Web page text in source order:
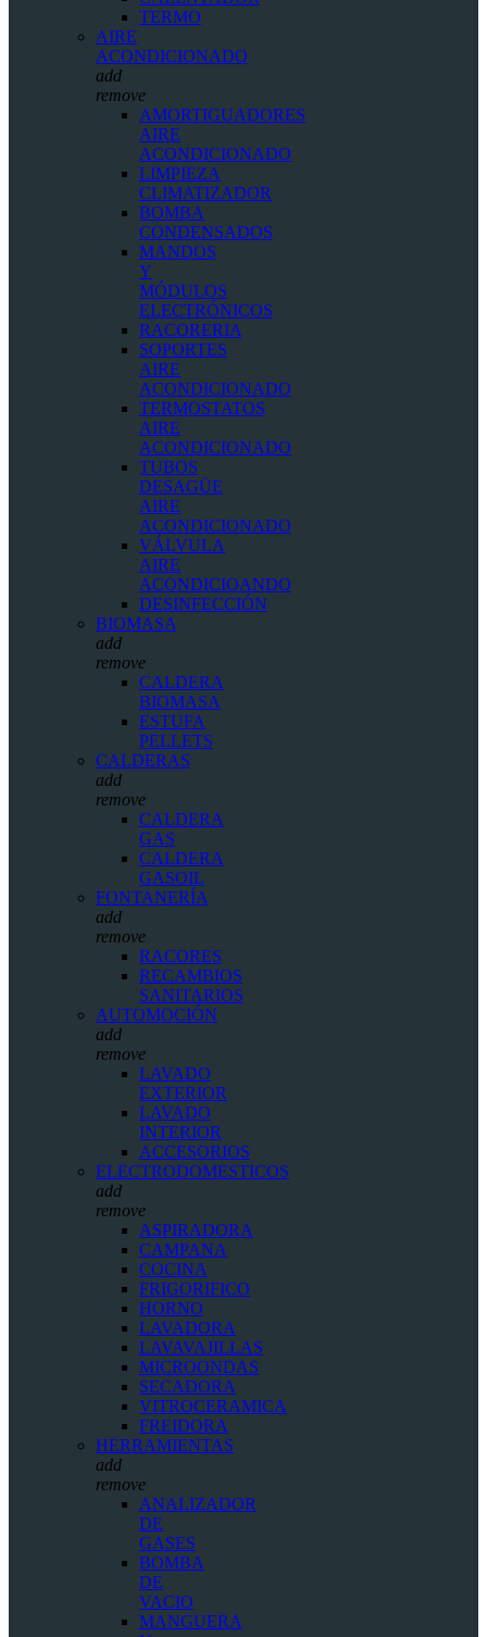
TERMO
AIRE
ACONDICIONADO
add
remove
AMORTIGUADORES
AIRE
ACONDICIONADO
LIMPIEZA
CLIMATIZADOR
BOMBA
CONDENSADOS
MANDOS
Y
MÓDULOS
ELECTRÓNICOS
RACORERIA
SOPORTES
AIRE
ACONDICIONADO
TERMOSTATOS
AIRE
ACONDICIONADO
TUBOS
DESAGÜE
AIRE
ACONDICIONADO
VÁLVULA
AIRE
ACONDICIOANDO
DESINFECCIÓN
BIOMASA
add
remove
CALDERA
BIOMASA
ESTUFA
PELLETS
CALDERAS
add
remove
CALDERA
GAS
CALDERA
GASOIL
FONTANERÍA
add
remove
RACORES
RECAMBIOS
SANITARIOS
AUTOMOCIÓN
add
remove
LAVADO
EXTERIOR
LAVADO
INTERIOR
ACCESORIOS
ELECTRODOMESTICOS
add
remove
ASPIRADORA
CAMPANA
COCINA
FRIGORIFICO
HORNO
LAVADORA
LAVAVAJILLAS
MICROONDAS
SECADORA
VITROCERAMICA
FREIDORA
HERRAMIENTAS
add
remove
ANALIZADOR
DE
GASES
BOMBA
DE
VACIO
MANGUERA